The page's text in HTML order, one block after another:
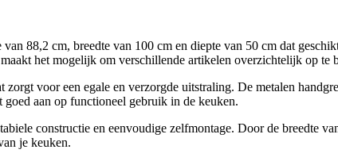
88,2 cm, breedte van 100 cm en diepte van 50 cm dat
het mogelijk om verschillende artikelen overzichtelijk op te
voor een egale en verzorgde uitstraling. De metalen
aan op functioneel gebruik in de keuken.
constructie en eenvoudige zelfmontage. Door de breedte
je keuken.